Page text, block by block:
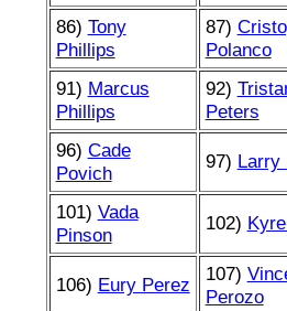
86) Tony
Phillips
87)
Polanco
91) Marcus
Phillips
92)
Peters
96) Cade
Povich
97) Larry
101) Vada
Pinson
102)
106) Eury Perez 107)
Perozo